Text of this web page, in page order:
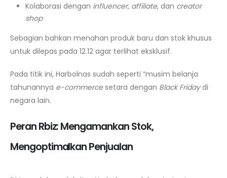
Kolaborasi dengan influencer, affiliate, dan creator
shop
Sebagian bahkan menahan produk baru dan stok khusus
untuk dilepas pada 12.12 agar terlihat eksklusif.
Pada titik ini, Harbolnas sudah seperti “musim belanja
tahunannya e-commercesetara dengan Black Fridaydi
negara lain.
Peran Rbiz: Mengamankan Stok,
Mengoptimalkan Penjualan